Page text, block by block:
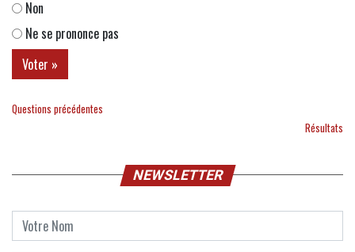
Non
Ne se prononce pas
Questions précédentes
Résultats
NEWSLETTER